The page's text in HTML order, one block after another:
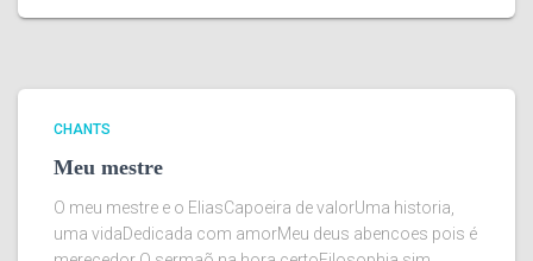
CHANTS
Meu mestre
O meu mestre e o EliasCapoeira de valorUma historia,
uma vidaDedicada com amorMeu deus abencoes pois é